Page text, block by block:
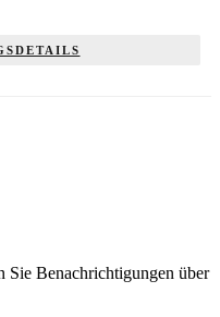
Sie Benachrichtigungen über